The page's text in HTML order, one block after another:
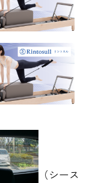
（シース